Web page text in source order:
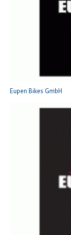
Eupen Bikes GmbH